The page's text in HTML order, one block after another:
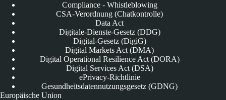
Compliance - Whistleblowing
CSA-Verordnung (Chatkontrolle)
Data Act
Digitale-Dienste-Gesetz (DDG)
Digital-Gesetz (DigiG)
Digital Markets Act (DMA)
Digital Operational Resilience Act (DORA)
Digital Services Act (DSA)
ePrivacy-Richtlinie
Gesundheitsdatennutzungsgesetz (GDNG)
Europäische Union